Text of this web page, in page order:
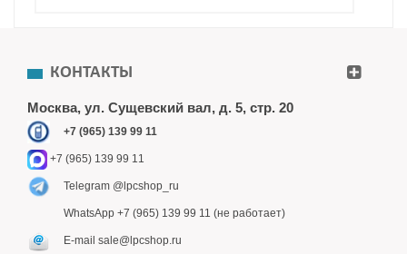
КОНТАКТЫ
Москва, ул. Сущевский вал, д. 5, стр. 20
+7 (965) 139 99 11
+7 (965) 139 99 11
Telegram @lpcshop_ru
WhatsApp +7 (965) 139 99 11 (не работает)
E-mail sale@lpcshop.ru